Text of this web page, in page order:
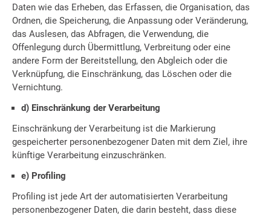
Daten wie das Erheben, das Erfassen, die Organisation, das
Ordnen, die Speicherung, die Anpassung oder Veränderung,
das Auslesen, das Abfragen, die Verwendung, die
Offenlegung durch Übermittlung, Verbreitung oder eine
andere Form der Bereitstellung, den Abgleich oder die
Verknüpfung, die Einschränkung, das Löschen oder die
Vernichtung.
d) Einschränkung der Verarbeitung
Einschränkung der Verarbeitung ist die Markierung
gespeicherter personenbezogener Daten mit dem Ziel, ihre
künftige Verarbeitung einzuschränken.
e) Profiling
Profiling ist jede Art der automatisierten Verarbeitung
personenbezogener Daten, die darin besteht, dass diese